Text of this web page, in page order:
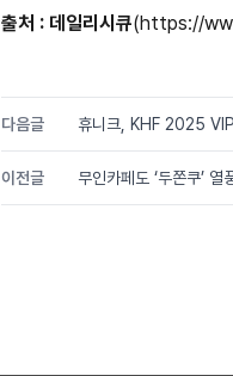
출처 : 데일리시큐(https://
다음글 휴니크, KHF 2025 VIP
이전글 무인카페도 ‘두쫀쿠’